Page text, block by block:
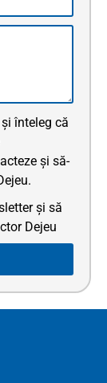
înteleg că
și să-
și să
Dejeu